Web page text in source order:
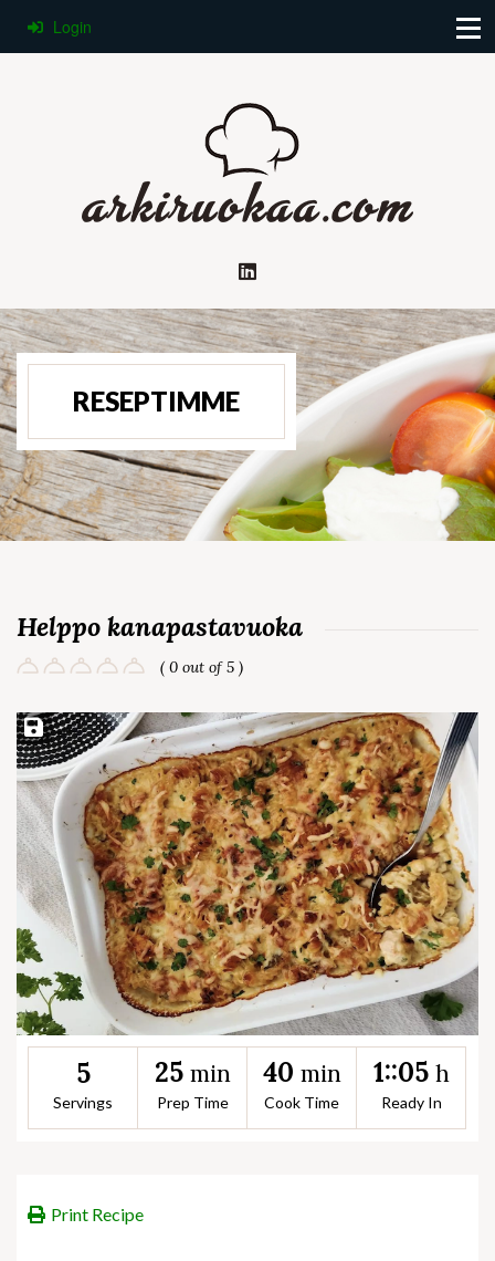
Login
RESEPTIMME
Helppo kanapastavuoka
( 0 out of 5 )
Save Recipe
5
Servings
25 min
Prep Time
40 min
Cook Time
1::05 h
Ready In
Print Recipe